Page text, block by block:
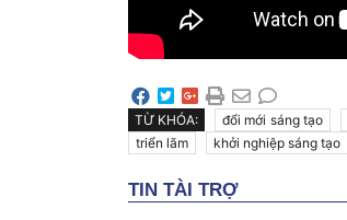
TỪ KHÓA: đổi mới sáng tạo
triển lãm
khởi nghiệp sáng tạo